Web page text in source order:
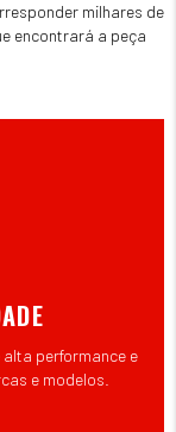
milhares de
encontrará a peça
performance e
e modelos.